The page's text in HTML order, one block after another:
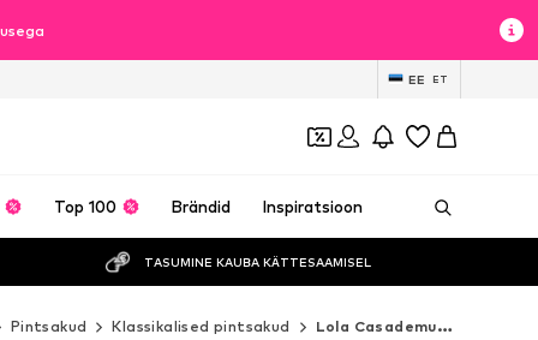
EE ET
Top 100 Brändid Inspiratsioon
TASUMINE KAUBA KÄTTESAAMISEL
Pintsakud Klassikalised pintsakud Lola Casademunt Klassikalised pintsakud